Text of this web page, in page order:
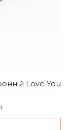
Love You